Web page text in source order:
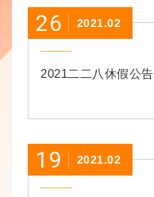
26 2021.02
2021二二八休假公告
19 2021.02